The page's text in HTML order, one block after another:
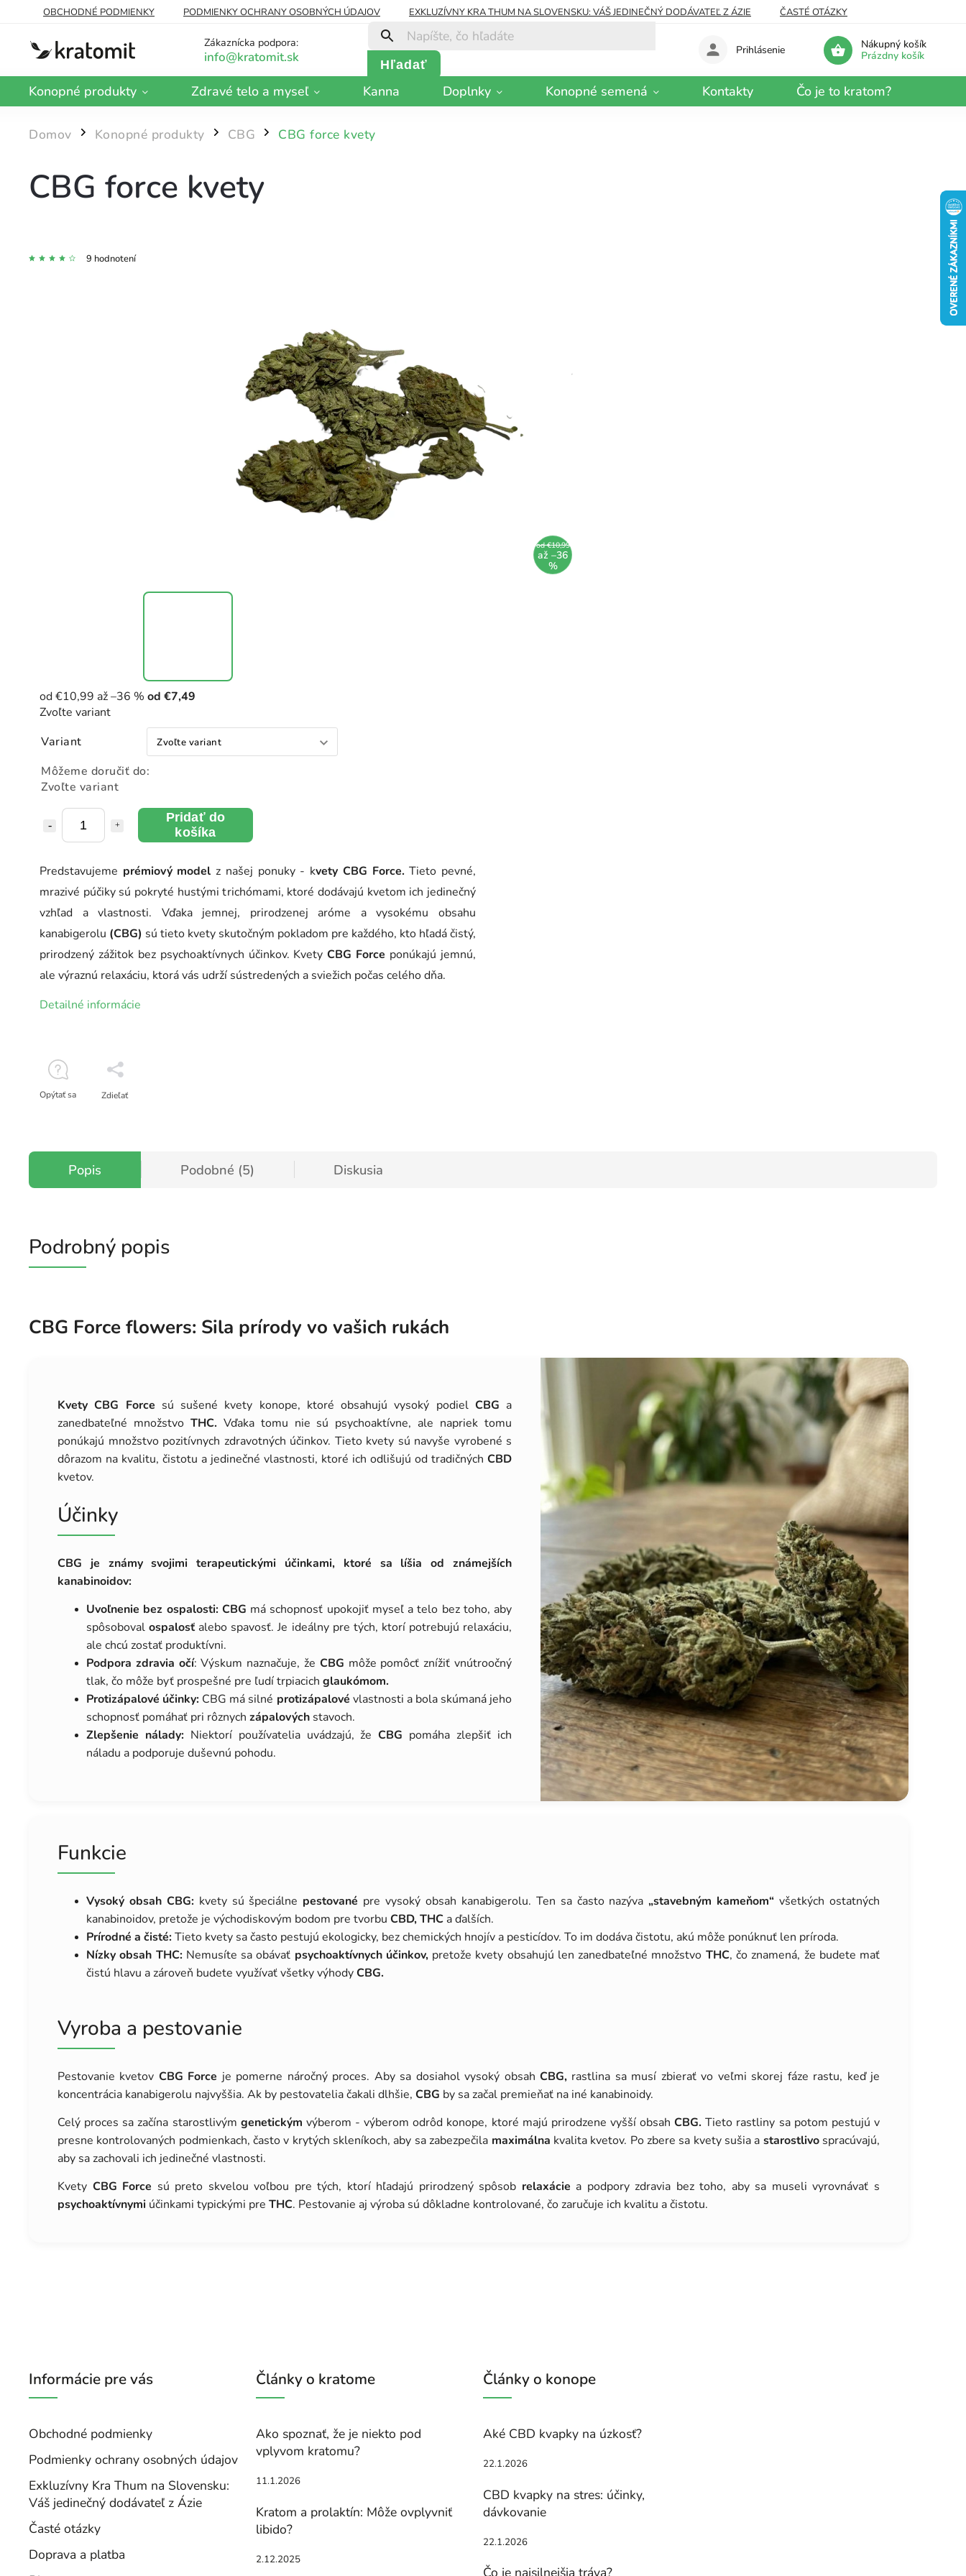
OBCHODNÉ PODMIENKY PODMIENKY OCHRANY OSOBNÝCH ÚDAJOV EXKLUZÍVNY KRA THUM NA SLOVENSKU: VÁŠ JEDINEČNÝ DODÁVATEĽ Z ÁZIE
ČASTÉ OTÁZKY
Zákaznícka podpora:
Hľadať
Nákupný košík
Prázdny košík
Prihlásenie
Konopné produkty Zdravé telo a myseľ Kanna Doplnky Konopné semená Kontakty Čo je to kratom?
Domov / Konopné produkty / CBG / CBG force kvety
CBG force kvety
9 hodnotení
od €10,99
až –36
%
od €10,99 až –36 % od €7,49
Zvoľte variant
Variant
Môžeme doručiť do:
Zvoľte variant
Pridať do
košíka
Predstavujeme prémiový model z našej ponuky - kvety CBG Force. Tieto pevné,
mrazivé púčiky sú pokryté hustými trichómami, ktoré dodávajú kvetom ich jedinečný
vzhľad a vlastnosti. Vďaka jemnej, prirodzenej aróme a vysokému obsahu
kanabigerolu (CBG) sú tieto kvety skutočným pokladom pre každého, kto hľadá čistý,
prirodzený zážitok bez psychoaktívnych účinkov. KvetyCBG Force ponúkajú jemnú,
ale výraznú relaxáciu, ktorá vás udrží sústredených a sviežich počas celého dňa.
Detailné informácie
Opýtať sa Zdieľať
Popis Podobné (5) Diskusia
Podrobný popis
CBG Force flowers: Sila prírody vo vašich rukách
Kvety CBG Force sú sušené kvety konope, ktoré obsahujú vysoký podielCBG a
zanedbateľné množstvoTHC. Vďaka tomu nie sú psychoaktívne, ale napriek tomu
ponúkajú množstvo pozitívnych zdravotných účinkov. Tieto kvety sú navyše vyrobené s
dôrazom na kvalitu, čistotu a jedinečné vlastnosti, ktoré ich odlišujú od tradičných CBD
kvetov.
Účinky
CBG je známy svojimi terapeutickými účinkami, ktoré sa líšia od známejších
kanabinoidov:
Uvoľnenie bez ospalosti: CBG má schopnosť upokojiť myseľ a telo bez toho, aby
spôsobovalospalosťalebo spavosť. Je ideálny pre tých, ktorí potrebujú relaxáciu,
ale chcú zostať produktívni.
Podpora zdravia očí: Výskum naznačuje, že CBG môže pomôcť znížiť vnútroočný
tlak, čo môže byť prospešné pre ľudí trpiacich glaukómom.
Protizápalové účinky: CBG má silné protizápalové vlastnosti a bola skúmaná jeho
schopnosť pomáhať pri rôznych zápalových stavoch.
Zlepšenie nálady:Niektorí používatelia uvádzajú, žeCBG pomáha zlepšiť ich
náladu a podporuje duševnú pohodu.
Funkcie
Vysoký obsah CBG:kvety sú špeciálne pestované pre vysoký obsah kanabigerolu. Ten sa často nazýva„stavebným kameňom“ všetkých ostatných
kanabinoidov, pretože je východiskovým bodom pre tvorbu CBD, THC a ďalších.
Prírodné a čisté:Tieto kvety sa často pestujú ekologicky, bez chemických hnojív a pesticídov. To im dodáva čistotu, akú môže ponúknuť len príroda.
Nízky obsah THC:Nemusíte sa obávať psychoaktívnych účinkov,pretože kvety obsahujú len zanedbateľné množstvo THC, čo znamená, že budete mať
čistú hlavu a zároveň budete využívať všetky výhodyCBG.
Vyroba a pestovanie
Pestovanie kvetov CBG Force je pomerne náročný proces. Aby sa dosiahol vysoký obsah CBG,rastlina sa musí zbierať vo veľmi skorej fáze rastu, keď je
koncentrácia kanabigerolu najvyššia. Ak by pestovatelia čakali dlhšie, CBG by sa začal premieňať na iné kanabinoidy.
Celý proces sa začína starostlivým genetickým výberom - výberom odrôd konope, ktoré majú prirodzene vyšší obsahCBG. Tieto rastliny sa potom pestujú v
presne kontrolovaných podmienkach, často v krytých skleníkoch, aby sa zabezpečila maximálna kvalita kvetov. Po zbere sa kvety sušia a starostlivospracúvajú,
aby sa zachovali ich jedinečné vlastnosti.
Kvety CBG Force sú preto skvelou voľbou pre tých, ktorí hľadajú prirodzený spôsob relaxácie a podpory zdravia bez toho, aby sa museli vyrovnávať s
psychoaktívnymi účinkami typickými pre THC. Pestovanie aj výroba sú dôkladne kontrolované, čo zaručuje ich kvalitu a čistotu.
Informácie pre vás
Obchodné podmienky
Podmienky ochrany osobných údajov
Exkluzívny Kra Thum na Slovensku:
Váš jedinečný dodávateľ z Ázie
Časté otázky
Doprava a platba
Články o kratome
Ako spoznať, že je niekto pod
vplyvom kratomu?
11.1.2026
Kratom a prolaktín: Môže ovplyvniť
libido?
2.12.2025
Články o konope
Aké CBD kvapky na úzkosť?
22.1.2026
CBD kvapky na stres: účinky,
dávkovanie
22.1.2026
Čo je najsilnejšia tráva?